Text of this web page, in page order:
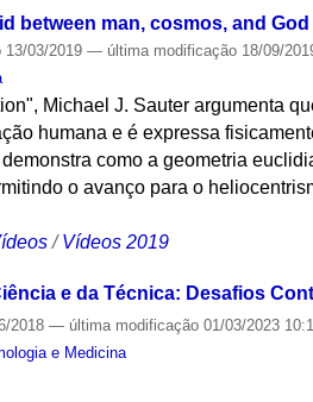
between man, cosmos, and God
13/03/2019— última modificação 18/09/
Michael J. Sauter argumenta
humana e é expressa
como a geometria
o avanço para o
/Vídeos 2019
e da Técnica: Desafios
2018— última modificação 01/03/2023
e Medicina